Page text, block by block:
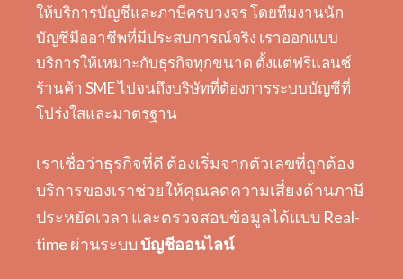
ให้บริการบัญชีและภาษีครบวงจร โดยทีมงานนัก
บัญชีมืออาชีพที่มีประสบการณ์จริง เราออกแบบ
บริการให้เหมาะกับธุรกิจทุกขนาด ตั้งแต่ฟรีแลนซ์
ร้านค้า SME ไปจนถึงบริษัทที่ต้องการระบบบัญชีที่
โปร่งใสและมาตรฐาน
เราเชื่อว่าธุรกิจที่ดี ต้องเริ่มจากตัวเลขที่ถูกต้อง
บริการของเราช่วยให้คุณลดความเสี่ยงด้านภาษี
ประหยัดเวลา และตรวจสอบข้อมูลได้แบบ Real-
time ผ่านระบบบัญชีออนไลน์